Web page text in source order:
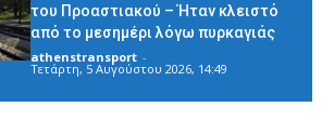
του Προαστιακού – Ήταν κλειστό
από το μεσημέρι λόγω πυρκαγιάς
athenstransport -
Τετάρτη, 5 Αυγούστου 2026, 14:49